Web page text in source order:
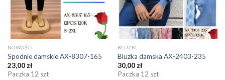
NOWOŚCI
Spodnie damskie AX-8307-165
23,00 zł
Paczka 12 szt
BLUZKI
Bluzka damska AX-2403-235
30,00 zł
Paczka 12 szt